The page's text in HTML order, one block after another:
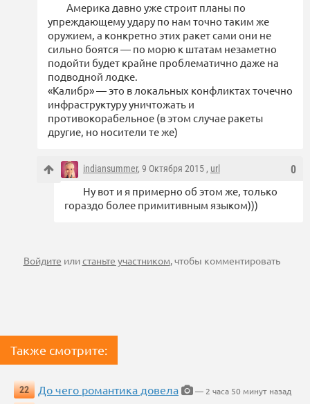
Америка давно уже строит планы по
упреждающему удару по нам точно таким же
оружием, а конкретно этих ракет сами они не
сильно боятся — по морю к штатам незаметно
подойти будет крайне проблематично даже на
подводной лодке.
«Калибр» — это в локальных конфликтах точечно
инфраструктуру уничтожать и
противокорабельное (в этом случае ракеты
другие, но носители те же)
0
indiansummer, 9 Октября 2015 , url
Ну вот и я примерно об этом же, только
гораздо более примитивным языком)))
Войдите илистаньте участником, чтобы комментировать
Также смотрите:
22 До чего романтика довела
— 2 часа 50 минут назад